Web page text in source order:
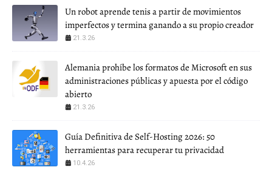
Un robot aprende tenis a partir de movimientos
imperfectos y termina ganando a su propio creador
21.3.26
Alemania prohíbe los formatos de Microsoft en sus
administraciones públicas y apuesta por el código
abierto
21.3.26
Guía Definitiva de Self-Hosting 2026: 50
herramientas para recuperar tu privacidad
10.4.26